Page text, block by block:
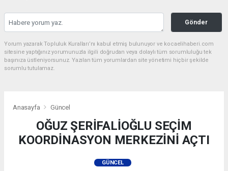
Gönder
Yorum yazarak Topluluk Kuralları’nı kabul etmiş bulunuyor ve kocaelihaberi.com
sitesine yaptığınız yorumunuzla ilgili doğrudan veya dolaylı tüm sorumluluğu tek
başınıza üstleniyorsunuz. Yazılan tüm yorumlardan site yönetimi hiçbir şekilde
sorumlu tutulamaz.
Anasayfa Güncel
OĞUZ ŞERİFALİOĞLU SEÇİM
KOORDİNASYON MERKEZİNİ AÇTI
GÜNCEL